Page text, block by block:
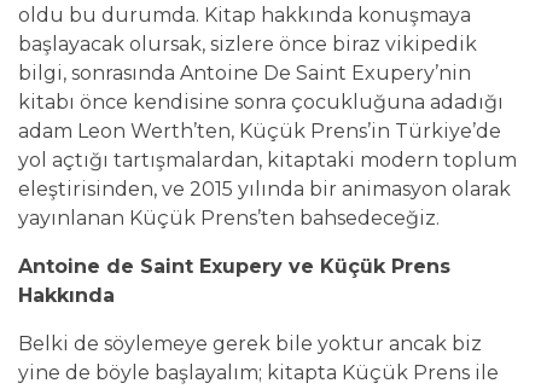
oldu bu durumda. Kitap hakkında konuşmaya
başlayacak olursak, sizlere önce biraz vikipedik
bilgi, sonrasında Antoine De Saint Exupery’nin
kitabı önce kendisine sonra çocukluğuna adadığı
adam Leon Werth’ten, Küçük Prens’in Türkiye’de
yol açtığı tartışmalardan, kitaptaki modern toplum
eleştirisinden, ve 2015 yılında bir animasyon olarak
yayınlanan Küçük Prens’ten bahsedeceğiz.
Antoine de Saint Exupery ve Küçük Prens
Hakkında
Belki de söylemeye gerek bile yoktur ancak biz
yine de böyle başlayalım; kitapta Küçük Prens ile